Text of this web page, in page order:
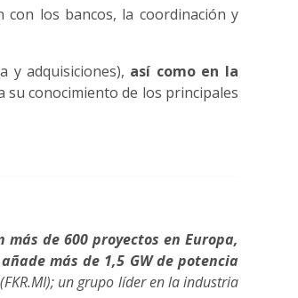
con los bancos, la coordinación y
y adquisiciones), así como en la
conocimiento de los principales
de 600 proyectos en Europa,
más de 1,5 GW de potencia
(FKR.MI); un grupo líder en la industria